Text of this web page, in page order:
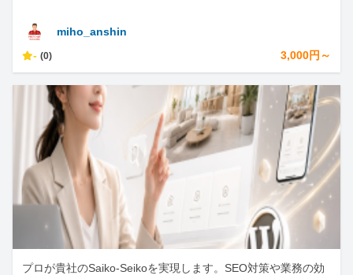
miho_anshin
- (0) 3,000円～
プロが貴社のSaiko-Seikoを実現します。SEO対策や業務の効